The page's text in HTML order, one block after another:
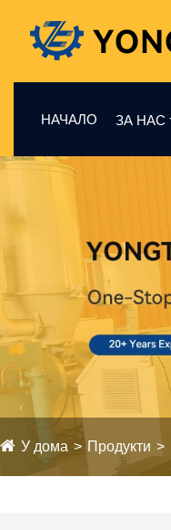
НАЧАЛО ЗА НАС
У дома Продукти